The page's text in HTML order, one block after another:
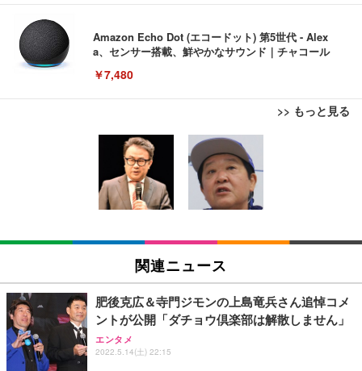
Amazon Echo Dot (エコードット) 第5世代 - Alex
a、センサー搭載、鮮やかなサウンド｜チャコール
￥7,480
>> もっと見る
[EdoErgo] オフィスチェア 椅子 テレワーク 疲れな
い 跳ね上げ式アームレスト コンパクト 約105度ロッ
キング pc 事務椅子 360度回転 座面昇降 強化ナイロ
ン樹脂ベース 通気性メッシュ 在宅ワーク H-WY01
(黒網+黒枠+黒足)
￥5,699
SIHOO B100 オフィスチェア／デスクチェア メッシ
ュチェア 人間工学 疲れない ブラック
￥27,999
Sezlife オフィスチェア デスクチェア 疲れない テレ
ワーク チェア 強化バックレスト 30度ロッキング機
能 人間工学 椅子 腰サポート 90度跳ね上げ式アーム
EIZO ビジネス向けプレミアムモニター | FlexScan
EV3240X-WT | 31.5型4K UHD・USB Type-C・ホワ
￥105,595
EIZO ビジネス向けプレミアムモニター | FlexScan
￥109,572
【純正品】27"ゲーミングモニター DualSense 充電
フック付き（CFI-ZDM1J）
Amazonベーシック ペットシーツ 薄型 レギュラー 1
回使い捨て 無香料 ホワイト 300枚
￥3,373
Amazonベーシック ペットシーツ 厚型 ワイド 42枚
x2袋(84枚) ホワイト(吸収面:ライトブルー)
￥3,234
ネオ・ルーライフ ネオ・オムツ L 中型犬用 26枚入
り 単品
関連ニュース
肥後克広＆寺門ジモンの上島竜兵さん追悼コメ
ントが公開「ダチョウ倶楽部は解散しません」
エンタメ
2022.5.14(土) 22:15